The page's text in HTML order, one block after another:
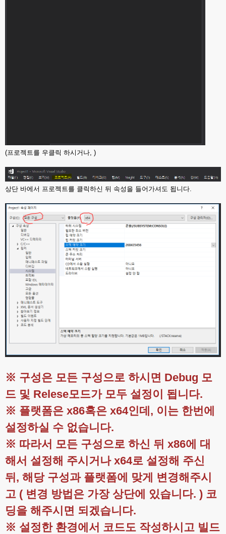
(프로젝트를 우클릭 하시거나, )
상단 바에서 프로젝트를 클릭하신 뒤 속성을 들어가셔도 됩니다.
※ 구성은 모든 구성으로 하시면 Debug 모
드 및 Relese모드가 모두 설정이 됩니다.
※ 플랫폼은 x86혹은 x64인데, 이는 한번에
설정하실 수 없습니다.
※ 따라서 모든 구성으로 하신 뒤 x86에 대
해서 설정해 주시거나 x64로 설정해 주신
뒤, 해당 구성과 플랫폼에 맞게 변경해주시
고 ( 변경 방법은 가장 상단에 있습니다. ) 코
딩을 해주시면 되겠습니다.
※ 설정한 환경에서 코드도 작성하시고 빌드